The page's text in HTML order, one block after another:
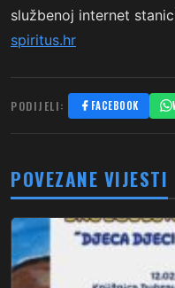
službenoj internet
spiritus.hr
PODIJELI: FACEBOOK
POVEZANE VIJESTI